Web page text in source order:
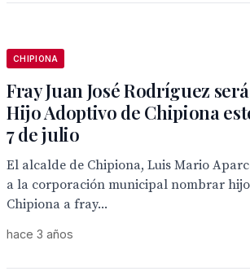
CHIPIONA
Fray Juan José Rodríguez
Hijo Adoptivo de Chipiona
7 de julio
El alcalde de Chipiona, Luis Mario
a la corporación municipal nombrar
Chipiona a fray...
hace 3 años